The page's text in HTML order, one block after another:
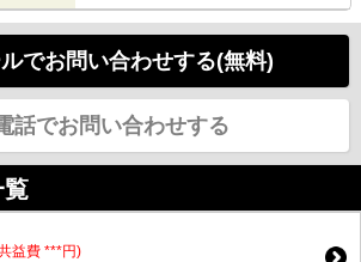
でお問い合わせする(無料)
話でお問い合わせする
覧
益費 ***円)